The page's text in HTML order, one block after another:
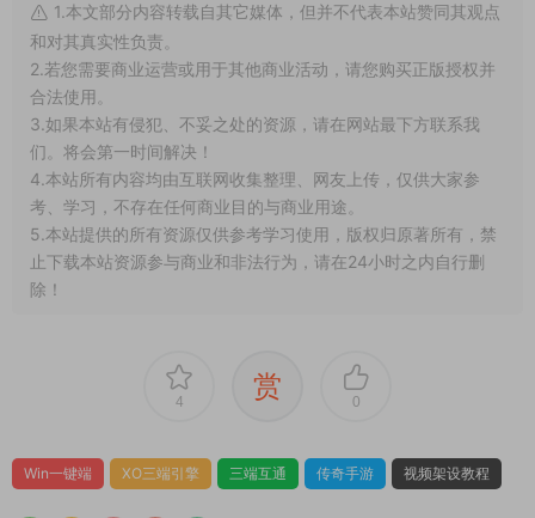
1.本文部分内容转载自其它媒体，但并不代表本站赞同其观点
和对其真实性负责。
2.若您需要商业运营或用于其他商业活动，请您购买正版授权并
合法使用。
3.如果本站有侵犯、不妥之处的资源，请在网站最下方联系我
们。将会第一时间解决！
4.本站所有内容均由互联网收集整理、网友上传，仅供大家参
考、学习，不存在任何商业目的与商业用途。
5.本站提供的所有资源仅供参考学习使用，版权归原著所有，禁
止下载本站资源参与商业和非法行为，请在24小时之内自行删
除！
4 赏 0
Win一键端 XO三端引擎 三端互通 传奇手游 视频架设教程